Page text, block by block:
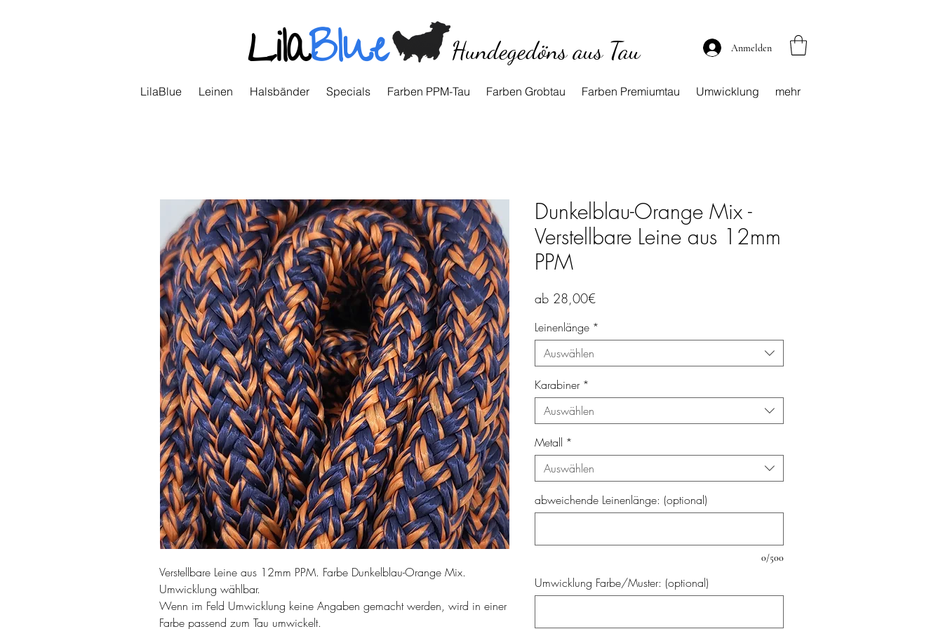
LilaBlue Hundegedöns aus Tau Anmelden
LilaBlue Leinen Halsbänder Specials Farben PPM-Tau Farben Grobtau Farben Premiumtau Umwicklung mehr
Verstellbare Leine aus 12mm PPM. Farbe Dunkelblau-Orange Mix.
Umwicklung wählbar.
Wenn im Feld Umwicklung keine Angaben gemacht werden, wird in einer
Farbe passend zum Tau umwickelt.
Dunkelblau-Orange Mix -
Verstellbare Leine aus 12mm
PPM
ab 28,00€Sale-
Leinenlänge *
Auswählen
Karabiner *
Auswählen
Metall *
Auswählen
abweichende Leinenlänge: (optional)
0/500
Umwicklung Farbe/Muster: (optional)